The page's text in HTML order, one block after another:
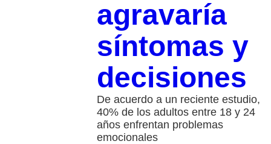
agravaría
síntomas y
decisiones
De acuerdo a un reciente estudio,
40% de los adultos entre 18 y 24
años enfrentan problemas
emocionales